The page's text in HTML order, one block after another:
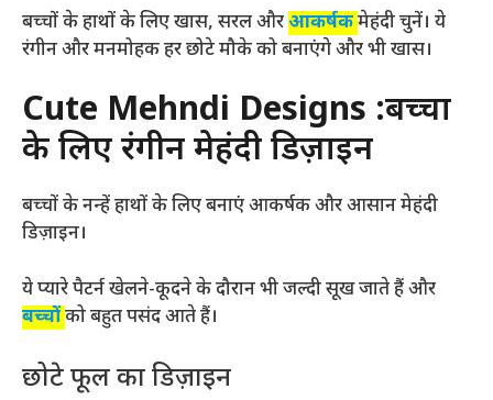
बच्चों के हाथों के लिए खास, सरल औरआकर्षकमेहंदी चुनें। ये
रंगीन और मनमोहक हर छोटे मौके को बनाएंगे और भी खास।
Cute Mehndi Designs :बच्चों
के लिए रंगीन मेहंदी डिज़ाइन
बच्चों के नन्हें हाथों के लिए बनाएं आकर्षक और आसान मेहंदी
डिज़ाइन।
ये प्यारे पैटर्न खेलने-कूदने के दौरान भी जल्दी सूख जाते हैं और
बच्चोंको बहुत पसंद आते हैं।
छोटे फूल का डिज़ाइन